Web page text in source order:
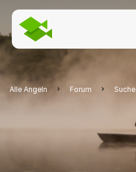
Alle Angeln Forum Suche